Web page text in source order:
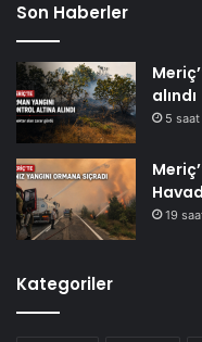
Son Haberler
alındı
5
19
Kategoriler